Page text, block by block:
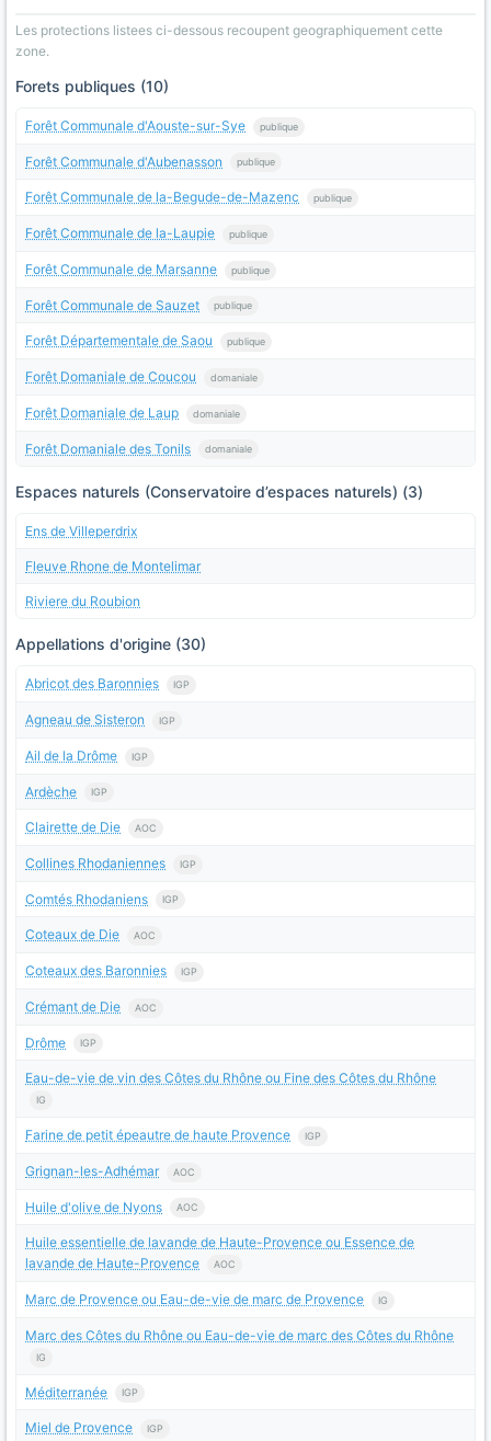
Les protections listees ci-dessous recoupent geographiquement cette
zone.
Forets publiques (10)
Forêt Communale d'Aouste-sur-Sye publique
Forêt Communale d'Aubenasson publique
Forêt Communale de la-Begude-de-Mazenc publique
Forêt Communale de la-Laupie publique
Forêt Communale de Marsanne publique
Forêt Communale de Sauzet publique
Forêt Départementale de Saou publique
Forêt Domaniale de Coucou domaniale
Forêt Domaniale de Laup domaniale
Forêt Domaniale des Tonils domaniale
Espaces naturels (Conservatoire d’espaces naturels) (3)
Ens de Villeperdrix
Fleuve Rhone de Montelimar
Riviere du Roubion
Appellations d'origine (30)
Abricot des Baronnies IGP
Agneau de Sisteron IGP
Ail de la Drôme IGP
Ardèche IGP
Clairette de Die AOC
Collines Rhodaniennes IGP
Comtés Rhodaniens IGP
Coteaux de Die AOC
Coteaux des Baronnies IGP
Crémant de Die AOC
Drôme IGP
Eau-de-vie de vin des Côtes du Rhône ou Fine des Côtes du Rhône
IG
Farine de petit épeautre de haute Provence IGP
Grignan-les-Adhémar AOC
Huile d'olive de Nyons AOC
Huile essentielle de lavande de Haute-Provence ou Essence de
lavande de Haute-Provence
AOC
Marc de Provence ou Eau-de-vie de marc de Provence IG
Marc des Côtes du Rhône ou Eau-de-vie de marc des Côtes du Rhône
IG
Méditerranée IGP
Miel de Provence IGP